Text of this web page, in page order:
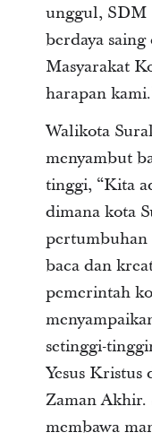
unggul, SDM
berdaya
Masyarakat
harapan
Walikota
menyambut
tinggi, “Kita
dimana kota
pertumbuhan
baca dan
pemerintah
setinggi-
Yesus
Zaman Akhir.
membawa